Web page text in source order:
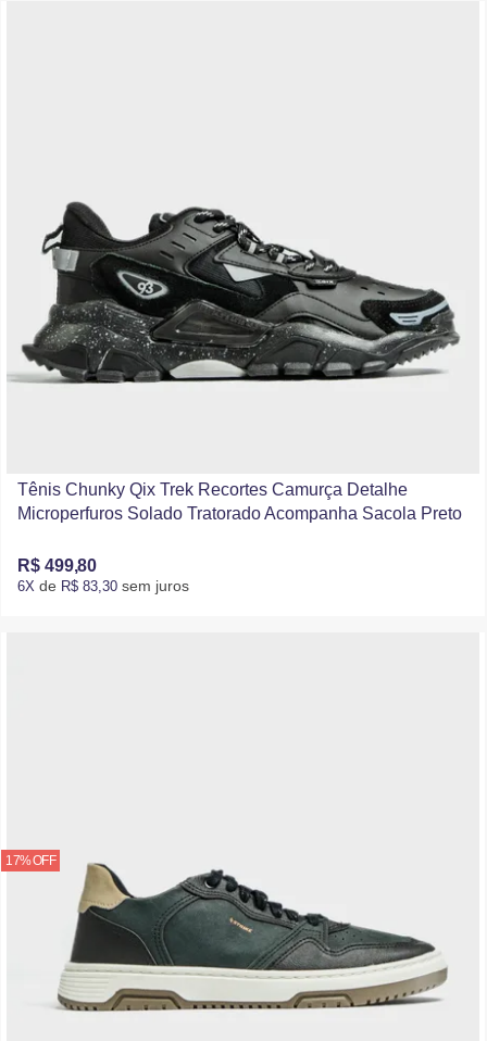
Tênis Chunky Qix Trek Recortes Camurça Detalhe
Microperfuros Solado Tratorado Acompanha Sacola Preto
R$ 499,80
6X de R$ 83,30 sem juros
17% OFF